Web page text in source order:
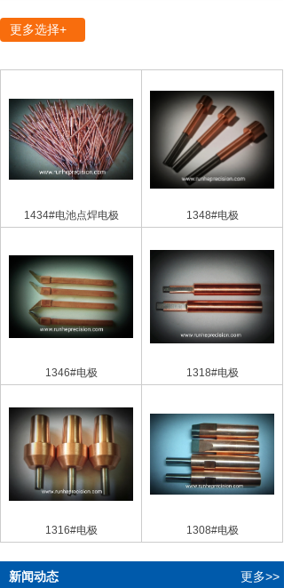
精密机械部件
更多选择+
1434#电池点焊电极 1348#电极
1346#电极 1318#电极
1316#电极 1308#电极
新闻动态 更多>>